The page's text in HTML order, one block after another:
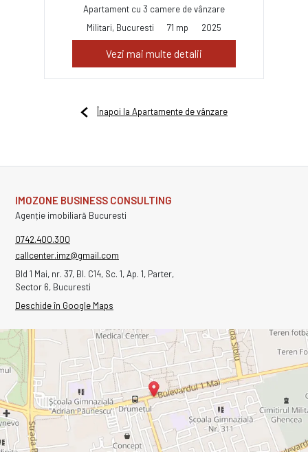
Apartament cu 3 camere de vânzare
Militari, Bucuresti
71 mp 2025
Vezi mai multe detalii
Înapoi la Apartamente de vânzare
IMOZONE BUSINESS CONSULTING
Agenție imobiliară Bucuresti
0742.400.300
callcenter.imz@gmail.com
Bld 1 Mai, nr. 37, Bl. C14, Sc. 1, Ap. 1, Parter,
Sector 6, Bucuresti
Deschide în Google Maps